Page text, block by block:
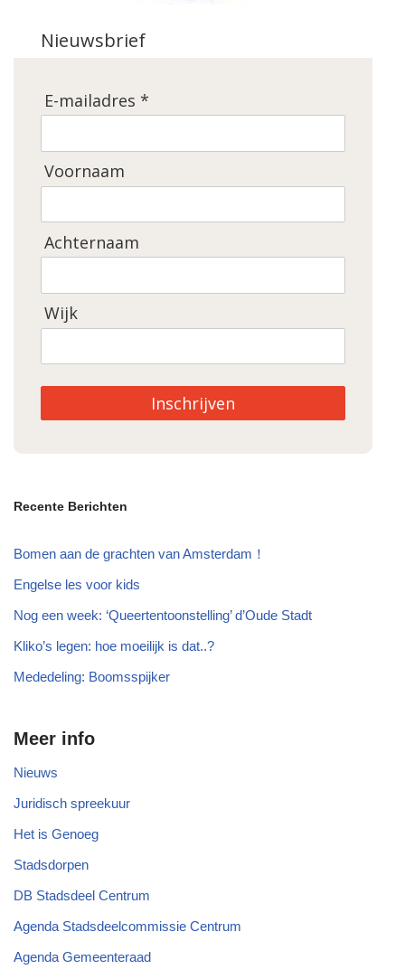
Nieuwsbrief
E-mailadres *
Voornaam
Achternaam
Wijk
Inschrijven
Recente Berichten
Bomen aan de grachten van Amsterdam！
Engelse les voor kids
Nog een week: ‘Queertentoonstelling’ d’Oude Stadt
Kliko’s legen: hoe moeilijk is dat..?
Mededeling: Boomsspijker
Meer info
Nieuws
Juridisch spreekuur
Het is Genoeg
Stadsdorpen
DB Stadsdeel Centrum
Agenda Stadsdeelcommissie Centrum
Agenda Gemeenteraad